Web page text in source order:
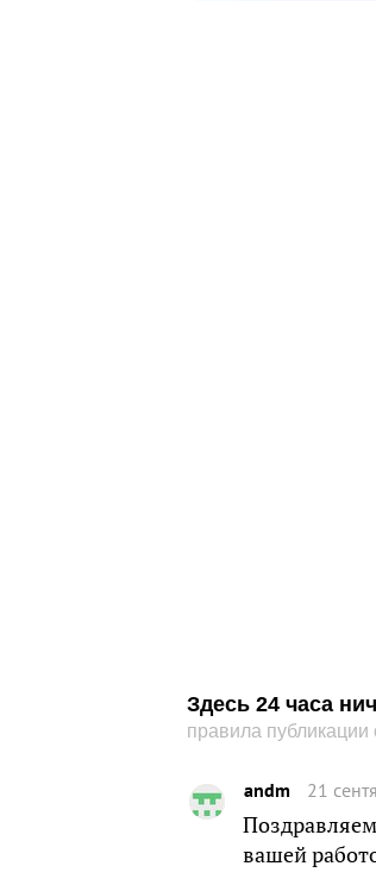
Здесь 24 часа
правила публикации
andm 21
вашей